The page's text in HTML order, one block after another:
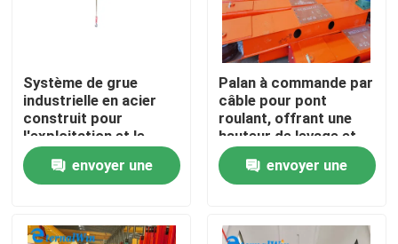
Maison
Produits
Au sujet de nous
Système de grue
industrielle en acier
construit pour
l'exploitation et le
transport de
matériauxenvoyer une
Palan à commande par
câble pour pont
roulant, offrant une
hauteur de levage et
une vitesse
personnalisées,
adapté aux
industrielles lourdes
envoyer une